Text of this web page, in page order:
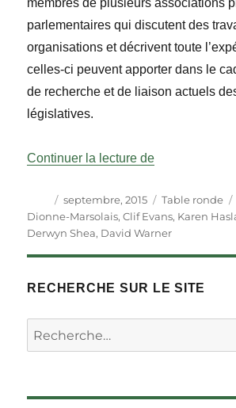
membres de plusieurs associations
parlementaires qui discutent des
organisations et décrivent toute
celles-ci peuvent apporter dans le
de recherche et de liaison actuels
législatives.
Continuer la lecture de« Table ronde
Auteur
Publié
le
septembre, 2015 Catégories
Table ronde
Dionne-Marsolais,Clif Evans, Karen
Derwyn Shea, David Warner
RECHERCHE SUR LE SITE
Rechercher :